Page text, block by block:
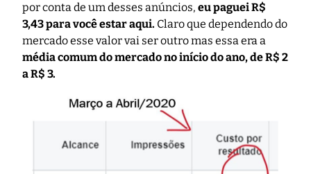
por conta de um desses anúncios, eu paguei R$
3,43 para você estar aqui. Claro que dependendo do
mercado esse valor vai ser outro mas essa era a
média comum do mercado no início do ano, de R$ 2
a R$ 3.